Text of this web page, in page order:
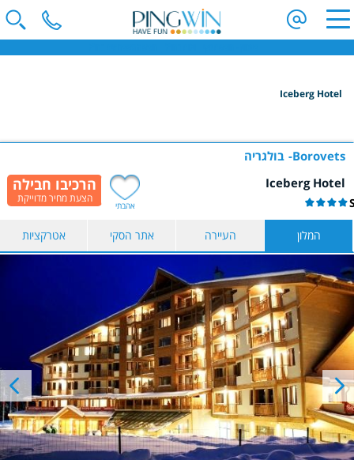
הקלידו שם מדינה ובחרו יעד
בחרו תאריך
כמות נוסעים
2 נוסעים
הצג תוצאות
Iceberg Hotel
Borovets
Iceberg Hotel
בולגריה
המלון העיירה אתר הסקי אטרקציות
אהבתי